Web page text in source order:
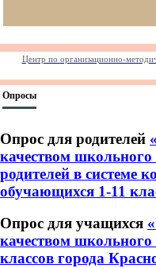
Центр по организационно-
Опросы
Опрос для родителей
качеством школьного
родителей в системе
обучающихся 1-11
Опрос для учащихся
качеством
классов города